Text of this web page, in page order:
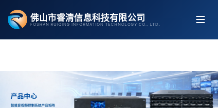
容
佛山市睿清信息科技有限公司
FOSHAN RUIQING INFORMATION TECHNOLOGY CO., LTD.